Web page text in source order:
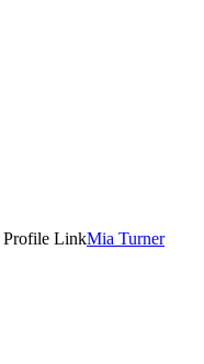
Profile LinkMia Turner